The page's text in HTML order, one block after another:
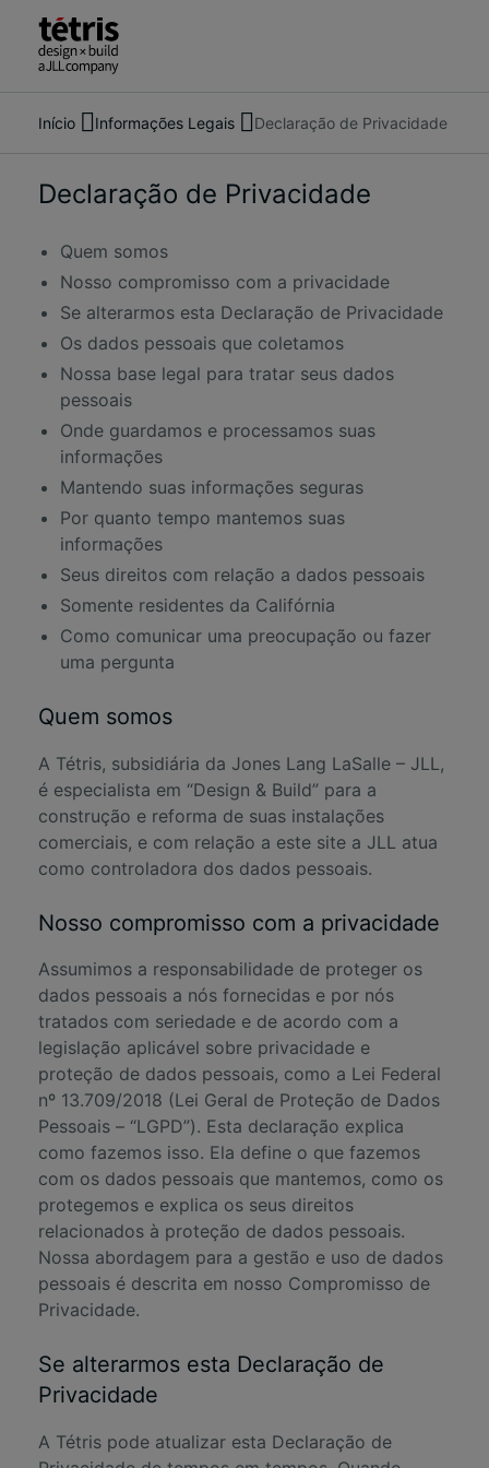
Sobre nós
Serviços
Nosso trabalho
Ideias e Notícias
Contate-nos
Início Informações Legais Declaração de Privacidade
Pesquise
pessoas,
lugares,
notícias
insights
Declaração de Privacidade
Quem somos
Nosso compromisso com a privacidade
Se alterarmos esta Declaração de Privacidade
Os dados pessoais que coletamos
Nossa base legal para tratar seus dados
pessoais
Onde guardamos e processamos suas
informações
Mantendo suas informações seguras
Por quanto tempo mantemos suas
informações
Seus direitos com relação a dados pessoais
Somente residentes da Califórnia
Como comunicar uma preocupação ou fazer
uma pergunta
Quem somos
A Tétris, subsidiária da Jones Lang LaSalle – JLL,
é especialista em “Design & Build” para a
construção e reforma de suas instalações
comerciais, e com relação a este site a JLL atua
como controladora dos dados pessoais.
Nosso compromisso com a privacidade
Assumimos a responsabilidade de proteger os
dados pessoais a nós fornecidas e por nós
tratados com seriedade e de acordo com a
legislação aplicável sobre privacidade e
proteção de dados pessoais, como a Lei Federal
nº 13.709/2018 (Lei Geral de Proteção de Dados
Pessoais – “LGPD”). Esta declaração explica
como fazemos isso. Ela define o que fazemos
com os dados pessoais que mantemos, como os
protegemos e explica os seus direitos
relacionados à proteção de dados pessoais.
Nossa abordagem para a gestão e uso de dados
pessoais é descrita em nosso Compromisso de
Privacidade.
Se alterarmos esta Declaração de
Privacidade
A Tétris pode atualizar esta Declaração de